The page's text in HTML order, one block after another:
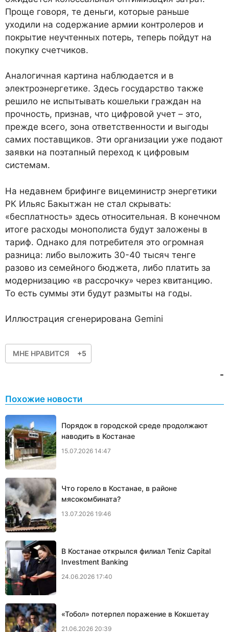
Проще говоря, те деньги, которые раньше
уходили на содержание армии контролеров и
покрытие неучтенных потерь, теперь пойдут на
покупку счетчиков.
Аналогичная картина наблюдается и в
электроэнергетике. Здесь государство также
решило не испытывать кошельки граждан на
прочность, признав, что цифровой учет – это,
прежде всего, зона ответственности и выгоды
самих поставщиков. Эти организации уже подают
заявки на поэтапный переход к цифровым
системам.
На недавнем брифинге вицеминистр энергетики
РК Ильяс Бакытжан не стал скрывать:
«бесплатность» здесь относительная. В конечном
итоге расходы монополиста будут заложены в
тариф. Однако для потребителя это огромная
разница: либо выложить 30-40 тысяч тенге
разово из семейного бюджета, либо платить за
модернизацию «в рассрочку» через квитанцию.
То есть суммы эти будут размыты на годы.
Иллюстрация сгенерирована Gemini
МНЕ НРАВИТСЯ +5
-
Похожие новости
Порядок в городской среде продолжают
наводить в Костанае
15.07.2026 14:47
Что горело в Костанае, в районе
мясокомбината?
13.07.2026 19:46
В Костанае открылся филиал Teniz Capital
Investment Banking
24.06.2026 17:40
«Тобол» потерпел поражение в Кокшетау
21.06.2026 20:39